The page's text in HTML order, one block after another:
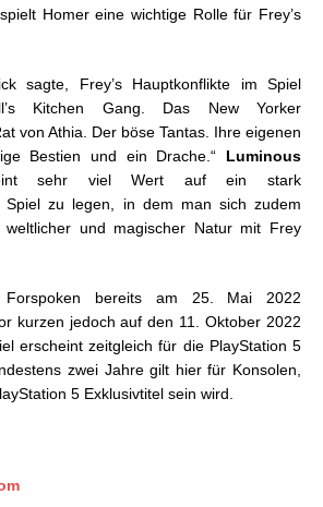
Homer eine wichtige Rolle für Frey’s
sagte, Frey’s Hauptkonflikte im Spiel
Kitchen Gang. Das New Yorker
von Athia. Der böse Tantas. Ihre eigenen
Bestien und ein Drache.“ Luminous
sehr viel Wert auf ein stark
Spiel zu legen, in dem man sich zudem
weltlicher und magischer Natur mit Frey
Forspoken bereits am 25. Mai 2022
kurzen jedoch auf den 11. Oktober 2022
erscheint zeitgleich für die PlayStation 5
zwei Jahre gilt hier für Konsolen,
5 Exklusivtitel sein wird.